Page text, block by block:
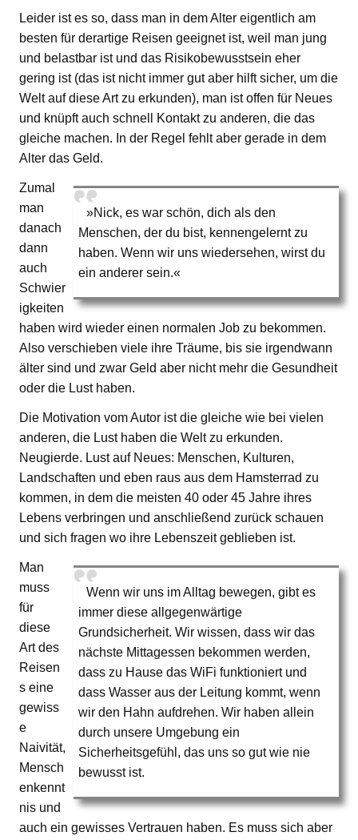
Leider ist es so, dass man in dem Alter eigentlich am
besten für derartige Reisen geeignet ist, weil man jung
und belastbar ist und das Risikobewusstsein eher
gering ist (das ist nicht immer gut aber hilft sicher, um die
Welt auf diese Art zu erkunden), man ist offen für Neues
und knüpft auch schnell Kontakt zu anderen, die das
gleiche machen. In der Regel fehlt aber gerade in dem
Alter das Geld.
»Nick, es war schön, dich als den
Menschen, der du bist, kennengelernt zu
haben. Wenn wir uns wiedersehen, wirst du
ein anderer sein.«
Zumal
man
danach
dann
auch
Schwier
igkeiten
haben wird wieder einen normalen Job zu bekommen.
Also verschieben viele ihre Träume, bis sie irgendwann
älter sind und zwar Geld aber nicht mehr die Gesundheit
oder die Lust haben.
Die Motivation vom Autor ist die gleiche wie bei vielen
anderen, die Lust haben die Welt zu erkunden.
Neugierde. Lust auf Neues: Menschen, Kulturen,
Landschaften und eben raus aus dem Hamsterrad zu
kommen, in dem die meisten 40 oder 45 Jahre ihres
Lebens verbringen und anschließend zurück schauen
und sich fragen wo ihre Lebenszeit geblieben ist.
Wenn wir uns im Alltag bewegen, gibt es
immer diese allgegenwärtige
Grundsicherheit. Wir wissen, dass wir das
nächste Mittagessen bekommen werden,
dass zu Hause das WiFi funktioniert und
dass Wasser aus der Leitung kommt, wenn
wir den Hahn aufdrehen. Wir haben allein
durch unsere Umgebung ein
Sicherheitsgefühl, das uns so gut wie nie
bewusst ist.
Man
muss
für
diese
Art des
Reisen
s eine
gewiss
e
Naivität,
Mensch
enkennt
nis und
auch ein gewisses Vertrauen haben. Es muss sich aber